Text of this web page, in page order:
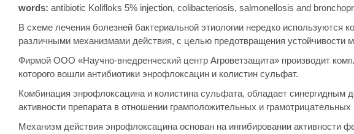
words: antibiotic Kolifloks 5% injection, colibacteriosis, salmonellosis and
В схеме лечения болезней бактериальной этиологии нередко используются
различными механизмами действия, с целью предотвращения устойчивости
Фирмой ООО «Научно-внедренческий центр Агроветзащита» производит
которого вошли антибиотики энрофлоксацин и колистин сульфат.
Комбинация энрофлоксацина и колистина сульфата, обладает синергидным
активности препарата в отношении грамположительных и грамотрицательных
Механизм действия энрофлоксацина основан на ингибировании